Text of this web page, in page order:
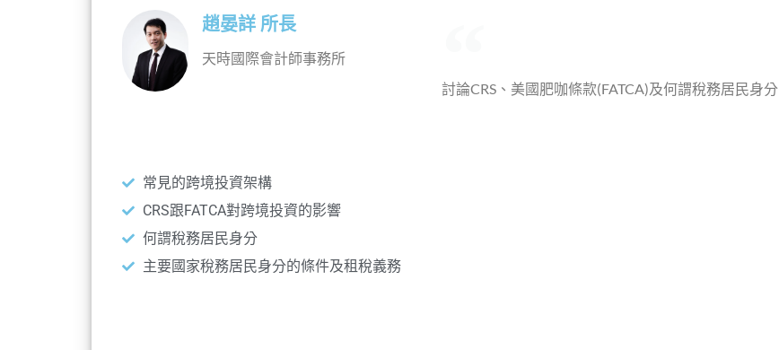
趙晏詳 所長
天時國際會計師事務所
討論CRS、美國肥咖條款(FATCA)及何謂稅務居民身分
常見的跨境投資架構
CRS跟FATCA對跨境投資的影響
何謂稅務居民身分
主要國家稅務居民身分的條件及租稅義務